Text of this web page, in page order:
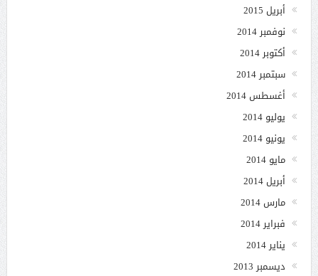
أبريل 2015
نوفمبر 2014
أكتوبر 2014
سبتمبر 2014
أغسطس 2014
يوليو 2014
يونيو 2014
مايو 2014
أبريل 2014
مارس 2014
فبراير 2014
يناير 2014
ديسمبر 2013